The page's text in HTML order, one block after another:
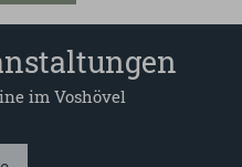
im Voshövel